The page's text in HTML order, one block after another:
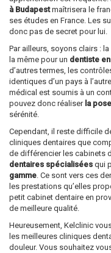
à Budapestmaîtrisera le
ses études en France. Les
donc pas de secret pour lui.
Par ailleurs, soyons clairs :
la même pour un dentiste
d’autres termes, les
identiques d’un pays à
médical est soumis à un
pouvez donc réaliser la
sérénité.
Cependant, il reste difficile
cliniques dentaires que
de différencier les cabinets
dentaires spécialisées qui
gamme. Ce sont vers ces
les prestations qu’elles
petit cabinet dentaire en
de meilleure qualité.
Heureusement, Kelclinic
les meilleures cliniques
douleur. Vous souhaitez